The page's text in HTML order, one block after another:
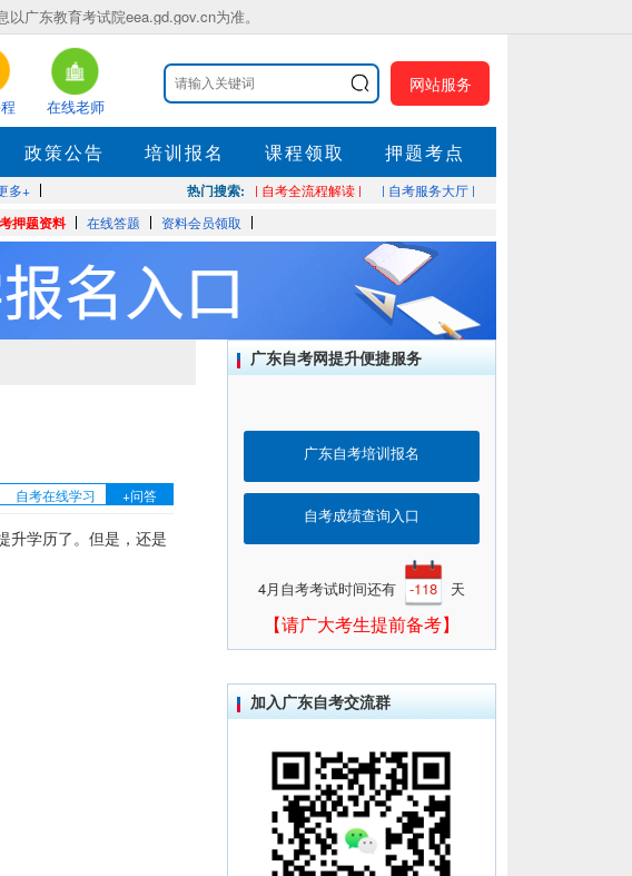
广东教育考试院eea.gd.gov.cn为准。
在线老师
网站服务
政策公告 培训报名 课程领取 押题考点
多+ 热门搜索: | 自考全流程解读 | | 自考服务大厅 |
押题资料 在线答题 资料会员领取
自考在线学习 +问答
学历了。但是，还是
广东自考网提升便捷服务
广东自考培训报名
自考成绩查询入口
4月自考考试时间还有 -118 天
【请广大考生提前备考】
加入广东自考交流群